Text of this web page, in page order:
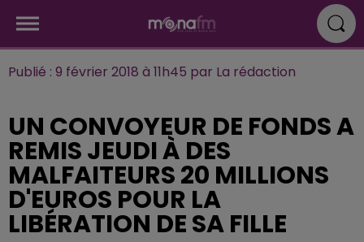
Publié : 9 février 2018 à 11h45 par La rédaction
UN CONVOYEUR DE FONDS A
REMIS JEUDI À DES
MALFAITEURS 20 MILLIONS
D'EUROS POUR LA
LIBÉRATION DE SA FILLE